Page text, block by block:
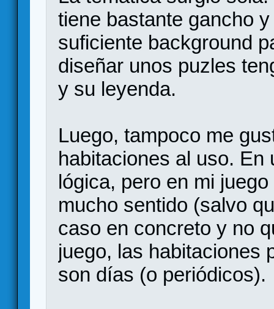
tiene bastante gancho
suficiente background
diseñar unos puzles
y su leyenda.
Luego, tampoco me
habitaciones al uso.
lógica, pero en mi
mucho sentido (salvo
caso en concreto y no
juego, las habitaciones
son días (o periódicos).